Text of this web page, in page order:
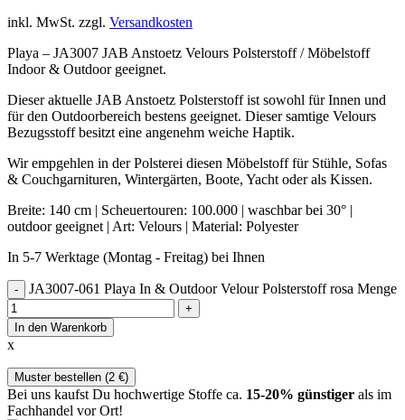
inkl. MwSt. zzgl. Versandkosten
Playa – JA3007 JAB Anstoetz Velours Polsterstoff / Möbelstoff
Indoor & Outdoor geeignet.
Dieser aktuelle JAB Anstoetz Polsterstoff ist sowohl für Innen und
für den Outdoorbereich bestens geeignet. Dieser samtige Velours
Bezugsstoff besitzt eine angenehm weiche Haptik.
Wir empgehlen in der Polsterei diesen Möbelstoff für Stühle, Sofas
& Couchgarnituren, Wintergärten, Boote, Yacht oder als Kissen.
Breite: 140 cm | Scheuertouren: 100.000 | waschbar bei 30° |
outdoor geeignet | Art: Velours | Material: Polyester
In 5-7 Werktage (Montag - Freitag) bei Ihnen
JA3007-061 Playa In & Outdoor Velour Polsterstoff rosa Menge
In den Warenkorb
x
Muster bestellen (2 €)
Bei uns kaufst Du hochwertige Stoffe ca. 15-20% günstiger als im
Fachhandel vor Ort!